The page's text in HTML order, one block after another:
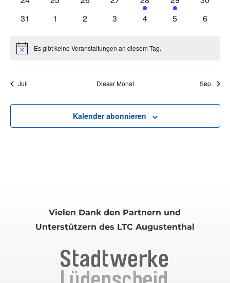
VeranstaltungenVeranstaltungVeranstaltung
0
31
0
1
0
2
0
3
0
4
0
5
0
6
HinweisEs gibt keine Veranstaltungen an diesem Tag.
Juli Dieser Monat Sep.
Kalender abonnieren
Vielen Dank den Partnern und
Unterstützern des LTC Augustenthal